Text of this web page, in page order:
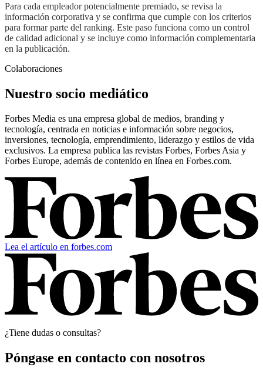
Para cada empleador potencialmente premiado, se revisa la
información corporativa y se confirma que cumple con los criterios
para formar parte del ranking. Este paso funciona como un control
de calidad adicional y se incluye como información complementaria
en la publicación.
Colaboraciones
Nuestro socio mediático
Forbes Media es una empresa global de medios, branding y
tecnología, centrada en noticias e información sobre negocios,
inversiones, tecnología, emprendimiento, liderazgo y estilos de vida
exclusivos. La empresa publica las revistas Forbes, Forbes Asia y
Forbes Europe, además de contenido en línea en Forbes.com.
Lea el artículo en forbes.com
¿Tiene dudas o consultas?
Póngase en contacto con nosotros